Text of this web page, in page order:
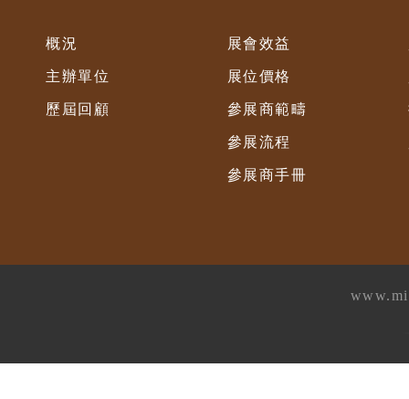
概況
主辦單位
歷屆回顧
展會效益
展位價格
參展商範疇
參展流程
參展商手冊